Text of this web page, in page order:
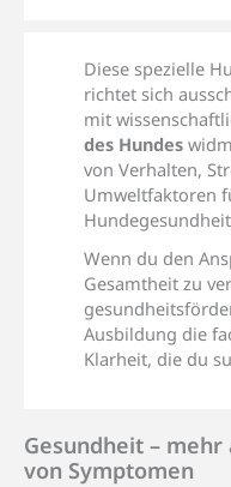
Diese spezielle
richtet sich
mit
des Hundes
von Verhalten,
Umweltfaktoren
Wenn du den
Gesamtheit zu
Ausbildung die
Klarheit, die du
Gesundheit – mehr
von Symptomen